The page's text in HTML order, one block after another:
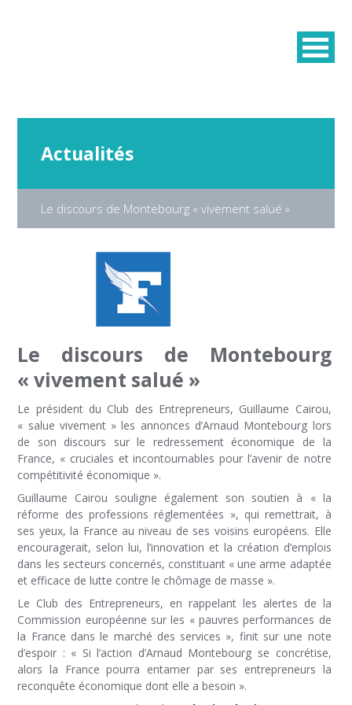
Actualités
Le discours de Montebourg « vivement salué »
Le discours de Montebourg
« vivement salué »
Le président du Club des Entrepreneurs, Guillaume Cairou,
« salue vivement » les annonces d’Arnaud Montebourg lors
de son discours sur le redressement économique de la
France, « cruciales et incontournables pour l’avenir de notre
compétitivité économique ».
Guillaume Cairou souligne également son soutien à « la
réforme des professions réglementées », qui remettrait, à
ses yeux, la France au niveau de ses voisins européens. Elle
encouragerait, selon lui, l’innovation et la création d’emplois
dans les secteurs concernés, constituant « une arme adaptée
et efficace de lutte contre le chômage de masse ».
Le Club des Entrepreneurs, en rappelant les alertes de la
Commission européenne sur les « pauvres performances de
la France dans le marché des services », finit sur une note
d’espoir : « Si l’action d’Arnaud Montebourg se concrétise,
alors la France pourra entamer par ses entrepreneurs la
reconquête économique dont elle a besoin ».